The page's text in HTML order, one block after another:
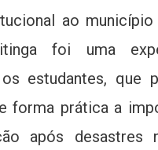
ao município
foi uma
estudantes, que
forma prática a
após desastres